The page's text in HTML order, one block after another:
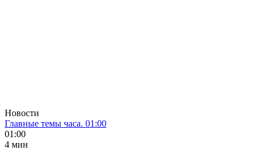
Новости
Главные темы часа. 01:00
01:00
4 мин